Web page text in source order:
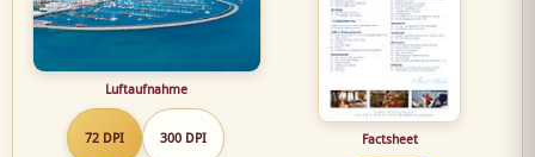
Luftaufnahme
72 DPI 300 DPI Factsheet